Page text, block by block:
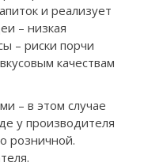
и реализует
– низкая
– риски порчи
качествам
– в этом случае
у производителя
розничной.